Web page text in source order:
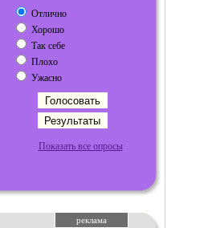
Отлично
Хорошо
Так себе
Плохо
Ужасно
Показать все опросы
реклама